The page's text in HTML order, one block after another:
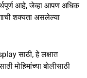
आहे, जेव्हा आपण अधिक
शक्यता असलेल्या
साठी, हे लक्षात
मोहिमांच्या बोलीसाठी